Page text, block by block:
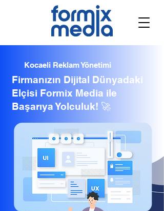
Kocaeli Reklam Yönetimi
Firmanızın Dijital Dünyadaki
Elçisi Formix Media ile
Başarıya Yolculuk! 🚀